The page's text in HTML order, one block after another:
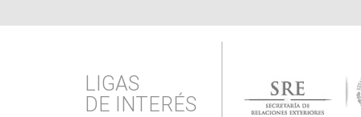
LIGAS
DE INTERÉS